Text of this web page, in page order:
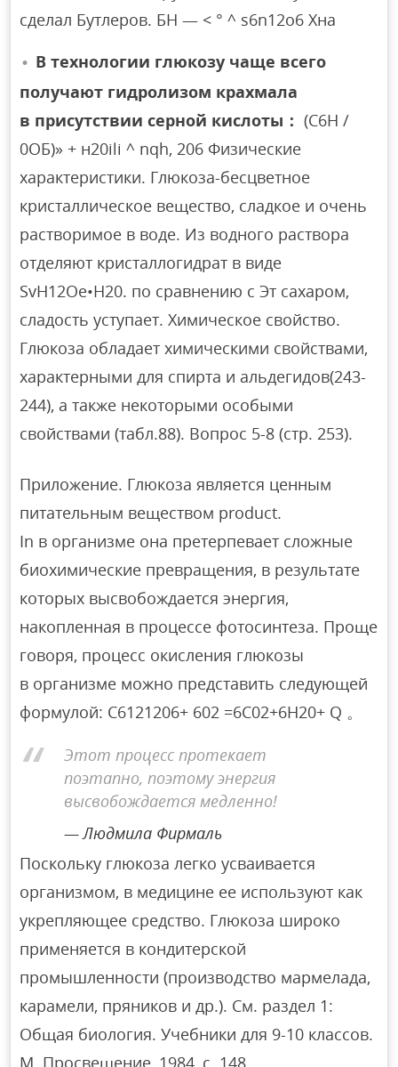
сделал Бутлеров. БН — < ° ^ s6n12o6 Хна
В технологии глюкозу чаще всего
получают гидролизом крахмала
в присутствии серной кислоты： (С6Н /
0ОБ)» + н20ili ^ nqh, 206 Физические
характеристики. Глюкоза-бесцветное
кристаллическое вещество, сладкое и очень
растворимое в воде. Из водного раствора
отделяют кристаллогидрат в виде
SvH12Oe•H20. по сравнению с Эт сахаром,
сладость уступает. Химическое свойство.
Глюкоза обладает химическими свойствами,
характерными для спирта и альдегидов(243-
244), а также некоторыми особыми
свойствами (табл.88). Вопрос 5-8 (стр. 253).
Приложение. Глюкоза является ценным
питательным веществом product.
In в организме она претерпевает сложные
биохимические превращения, в результате
которых высвобождается энергия,
накопленная в процессе фотосинтеза. Проще
говоря, процесс окисления глюкозы
в организме можно представить следующей
формулой: С6121206+ 602 =6С02+6Н20+ Q 。
Этот процесс протекает
поэтапно, поэтому энергия
высвобождается медленно!
Людмила Фирмаль
Поскольку глюкоза легко усваивается
организмом, в медицине ее используют как
укрепляющее средство. Глюкоза широко
применяется в кондитерской
промышленности (производство мармелада,
карамели, пряников и др.). См. раздел 1:
Общая биология. Учебники для 9-10 классов.
М. Просвещение, 1984, с. 148.